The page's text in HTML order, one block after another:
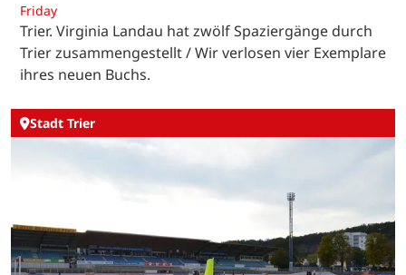
Friday
Trier. Virginia Landau hat zwölf Spaziergänge durch
Trier zusammengestellt / Wir verlosen vier Exemplare
ihres neuen Buchs.
Stadt Trier